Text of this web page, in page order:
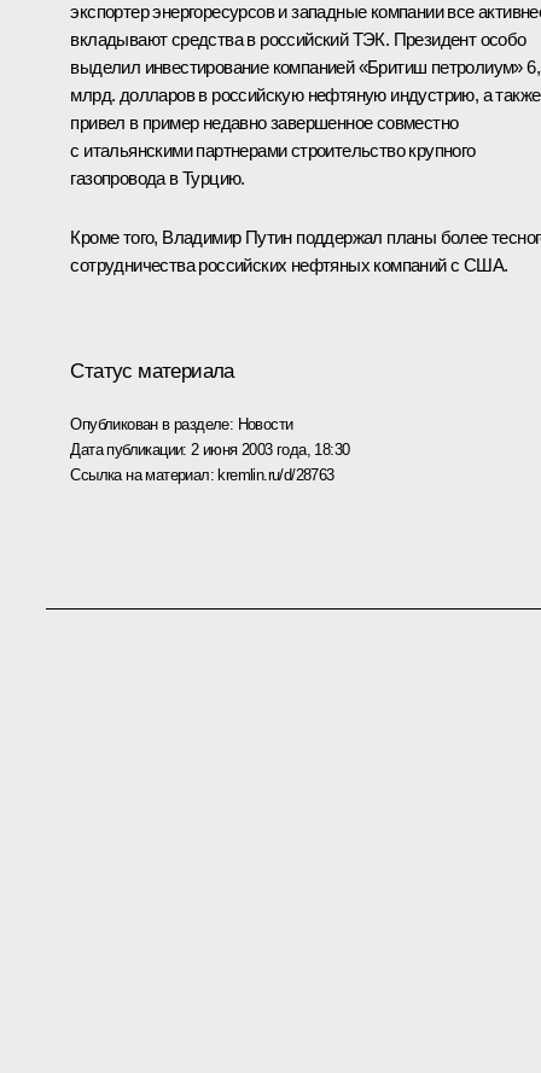
экспортер энергоресурсов и западные компании все
вкладывают средства в российский ТЭК. Президент особо
выделил инвестирование компанией «Бритиш петролиум»
млрд. долларов в российскую нефтяную индустрию, а также
привел в пример недавно завершенное совместно
с итальянскими партнерами строительство крупного
газопровода в Турцию.
Кроме того, Владимир Путин поддержал планы более
сотрудничества российских нефтяных компаний с США.
Статус материала
Опубликован в разделе: Новости
Дата публикации: 2 июня 2003 года, 18:30
Ссылка на материал:kremlin.ru/d/28763